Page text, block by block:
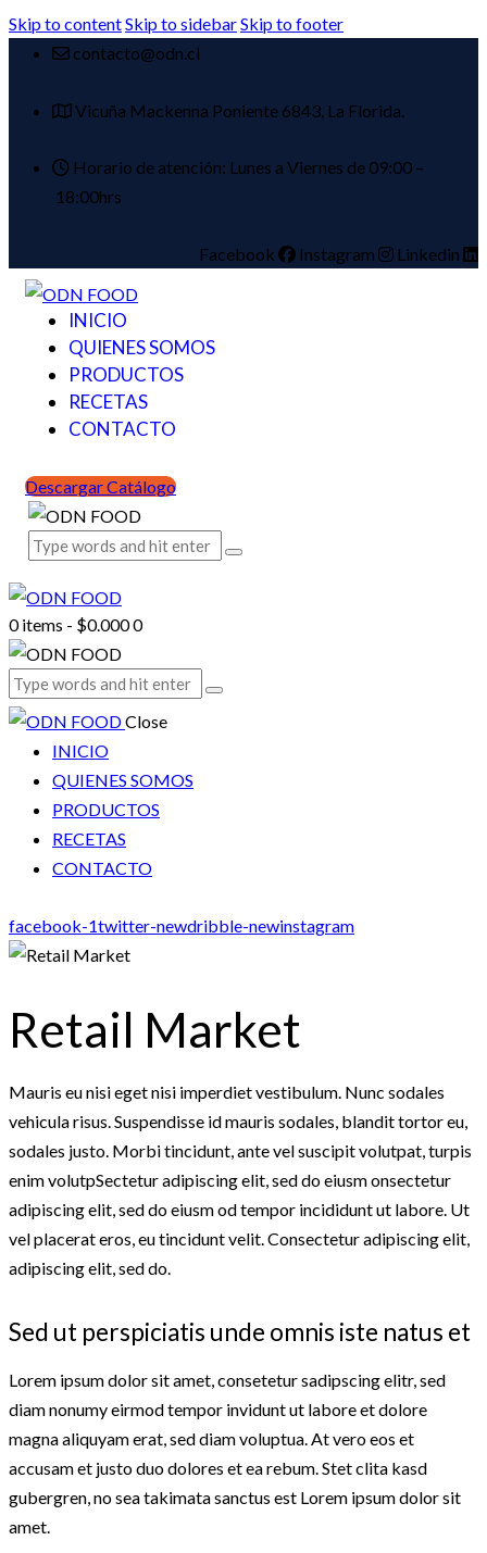
Skip to contentSkip to sidebarSkip to footer
contacto@odn.cl
Vicuña Mackenna Poniente 6843, La Florida.
Horario de atención: Lunes a Viernes de 09:00 –
18:00hrs
Facebook Instagram Linkedin
INICIO
QUIENES SOMOS
PRODUCTOS
RECETAS
CONTACTO
Descargar Catálogo
0 items - $0.0000
Close
INICIO
QUIENES SOMOS
PRODUCTOS
RECETAS
CONTACTO
facebook-1twitter-newdribble-newinstagram
Retail Market
Mauris eu nisi eget nisi imperdiet vestibulum. Nunc sodales
vehicula risus. Suspendisse id mauris sodales, blandit tortor eu,
sodales justo. Morbi tincidunt, ante vel suscipit volutpat, turpis
enim volutpSectetur adipiscing elit, sed do eiusm onsectetur
adipiscing elit, sed do eiusm od tempor incididunt ut labore. Ut
vel placerat eros, eu tincidunt velit. Consectetur adipiscing elit,
adipiscing elit, sed do.
Sed ut perspiciatis unde omnis iste natus et
Lorem ipsum dolor sit amet, consetetur sadipscing elitr, sed
diam nonumy eirmod tempor invidunt ut labore et dolore
magna aliquyam erat, sed diam voluptua. At vero eos et
accusam et justo duo dolores et ea rebum. Stet clita kasd
gubergren, no sea takimata sanctus est Lorem ipsum dolor sit
amet.